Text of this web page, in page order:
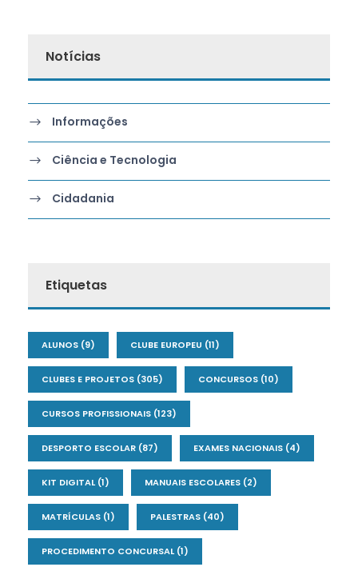
Notícias
Informações
Ciência e Tecnologia
Cidadania
Etiquetas
ALUNOS (9) CLUBE EUROPEU (11)
CLUBES E PROJETOS (305) CONCURSOS (10)
CURSOS PROFISSIONAIS (123)
DESPORTO ESCOLAR (87) EXAMES NACIONAIS (4)
KIT DIGITAL(1) MANUAIS ESCOLARES (2)
MATRÍCULAS (1) PALESTRAS (40)
PROCEDIMENTO CONCURSAL(1)